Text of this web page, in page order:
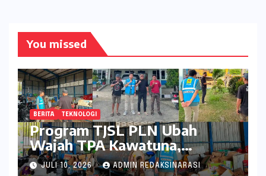
You missed
BERITA TEKNOLOGI
Program TJSL PLN Ubah
Wajah TPA Kawatuna,
Sampah Kini Bernilai Ekonomi
JULI 10, 2026 ADMIN REDAKSINARASI